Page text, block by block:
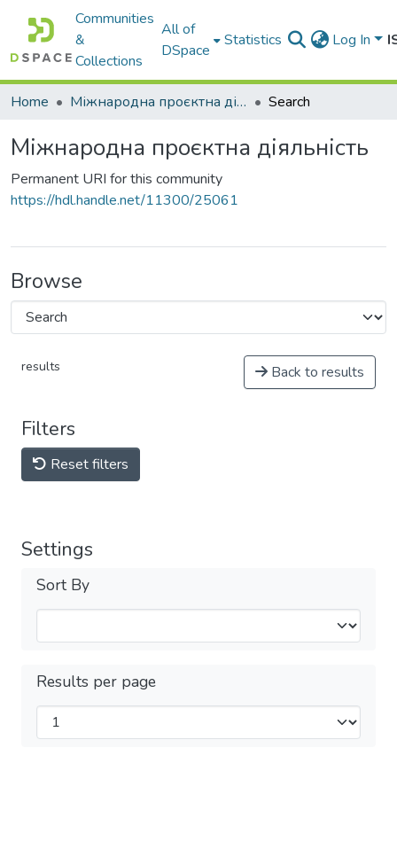
Communities
&
Collections
All of
DSpace
Statistics Log In
Home Міжнародна проєктна діяльність Search
Міжнародна проєктна діяльність
Permanent URI for this community
https://hdl.handle.net/11300/25061
Browse
results Back to results
Filters
Reset filters
Settings
Sort By
Results per page